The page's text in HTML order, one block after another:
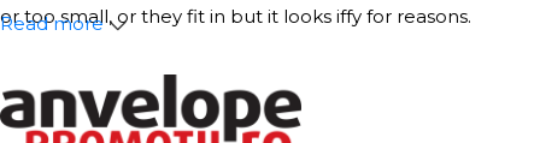
or too small, or they fit in but it looks iffy for reasons.
A client that’s unhappy for a reason is a problem, a client
that’s unhappy though he or her can’t quite put a finger
on it is worse. Chances are there wasn’t collaboration,
Read more